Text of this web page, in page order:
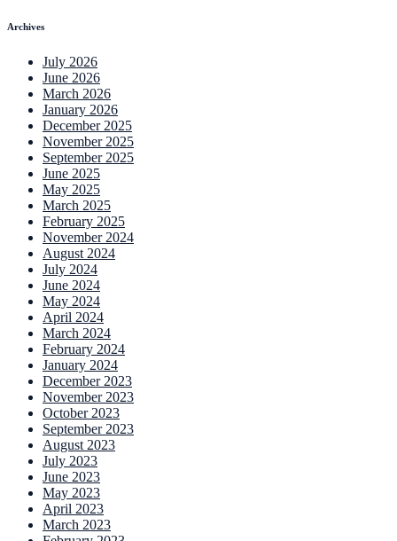
Archives
July 2026
June 2026
March 2026
January 2026
December 2025
November 2025
September 2025
June 2025
May 2025
March 2025
February 2025
November 2024
August 2024
July 2024
June 2024
May 2024
April 2024
March 2024
February 2024
January 2024
December 2023
November 2023
October 2023
September 2023
August 2023
July 2023
June 2023
May 2023
April 2023
March 2023